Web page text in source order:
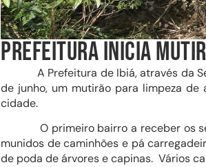
PREFEITURA INICIA
A Prefeitura de Ibiá, através da
de junho, um mutirão para limpeza
cidade.
O primeiro bairro a receber os
munidos de caminhões e pá
de poda de árvores e capinas. Vários